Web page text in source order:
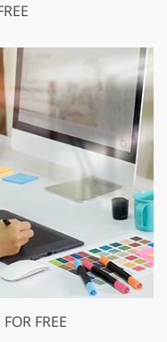
FREE